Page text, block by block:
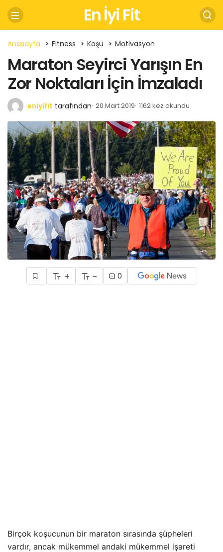
En İyi Fit
Anasayfa Fitness Koşu Motivasyon
Maraton Seyirci Yarışın En
Zor Noktaları İçin İmzaladı
eniyifit tarafından 20 Mart 2019 1162 kez okundu
+ - 0
Birçok koşucunun bir maraton sırasında şüpheleri
vardır, ancak mükemmel andaki mükemmel işareti